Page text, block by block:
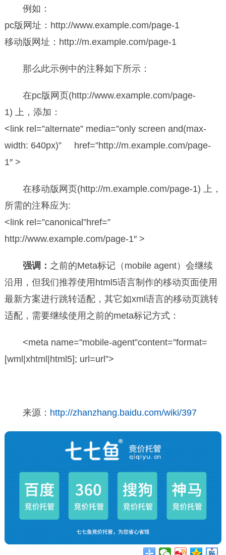
例如：
pc版网址：http://www.example.com/page-1
移动版网址：http://m.example.com/page-1
那么此示例中的注释如下所示：
在pc版网页(http://www.example.com/page-
1) 上，添加：
<link rel=”alternate” media=”only screen and(max-
width: 640px)” href=”http://m.example.com/page-
1″ >
在移动版网页(http://m.example.com/page-1) 上，
所需的注释应为:
<link rel=”canonical”href=”
http://www.example.com/page-1″ >
强调： 之前的Meta标记（mobile agent）会继续
沿用，但我们推荐使用html5语言制作的移动页面使用
最新方案进行跳转适配，其它如xml语言的移动页跳转
适配，需要继续使用之前的meta标记方式：
<meta name=”mobile-agent”content=”format=
[wml|xhtml|html5]; url=url”>
来源： http://zhanzhang.baidu.com/wiki/397